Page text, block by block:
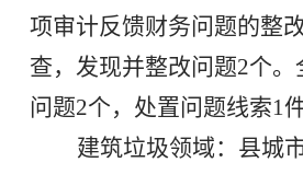
项审计反馈财务问题的整
查，发现并整改问题2个。
问题2个，处置问题线索1
建筑垃圾领域： 县城